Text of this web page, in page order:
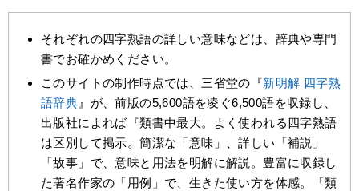
それぞれの四字熟語の詳しい意味などは、辞典や専門
書でお確かめください。
このサイトの制作時点では、三省堂の『新明解 四字熟
語辞典 』が、前版の5,600語を凌ぐ6,500語を収録し、
出版社によれば『類書中最大。よく使われる四字熟語
は区別して掲示。簡潔な「意味」、詳しい「補説」
「故事」で、意味と用法を明解に解説。豊富に収録し
た著名作家の「用例」で、生きた使い方を体感。「類